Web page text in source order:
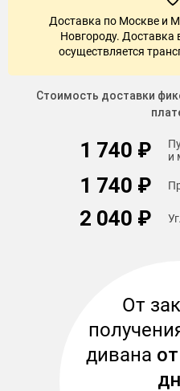
Доставка по Москве и
Новгороду. Доставка
осуществляется
Стоимость доставки
1 740 ₽
и
1 740 ₽
2 040 ₽
От
дивана